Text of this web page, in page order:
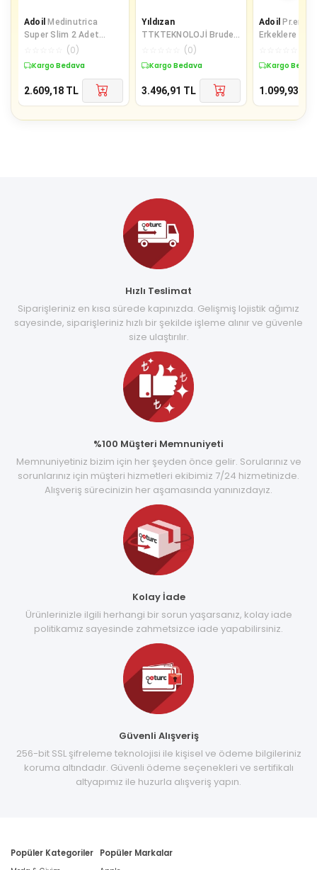
Adoil Medinutrica
Super Slim 2 Adet
Bölgesel Şekillendirici
(0)
Kargo Bedava
2.609,18 TL
Yıldızan
TTKTEKNOLOJİ Bruder
Traktor Fendt Vario
TTKTEKNOLO
(0)
Kargo Bedava
3.496,91 TL
Adoil
Erkeklere
Kargo
1.099,93
Hızlı Teslimat
Siparişleriniz en kısa sürede kapınızda. Gelişmiş lojistik ağımız
sayesinde, siparişleriniz hızlı bir şekilde işleme alınır ve güvenle
size ulaştırılır.
%100 Müşteri Memnuniyeti
Memnuniyetiniz bizim için her şeyden önce gelir. Sorularınız ve
sorunlarınız için müşteri hizmetleri ekibimiz 7/24 hizmetinizde.
Alışveriş sürecinizin her aşamasında yanınızdayız.
Kolay İade
Ürünlerinizle ilgili herhangi bir sorun yaşarsanız, kolay iade
politikamız sayesinde zahmetsizce iade yapabilirsiniz.
Güvenli Alışveriş
256-bit SSL şifreleme teknolojisi ile kişisel ve ödeme bilgileriniz
koruma altındadır. Güvenli ödeme seçenekleri ve sertifikalı
altyapımız ile huzurla alışveriş yapın.
Popüler Kategoriler Popüler Markalar